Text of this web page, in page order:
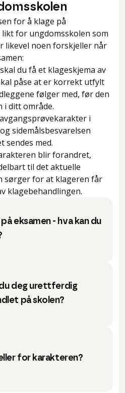
for å klage på
for ungdomsskolen som
likevel noen forskjeller når
du få et klageskjema av
påse at er korrekt utfylt
følger med, før den
i ditt område.
i
sidemålsbesvarelsen
sendes med.
blir forandret,
til det aktuelle
sørger for at klageren får
klagebehandlingen.
eksamen - hva kan du
deg urettferdig
på skolen?
for karakteren?